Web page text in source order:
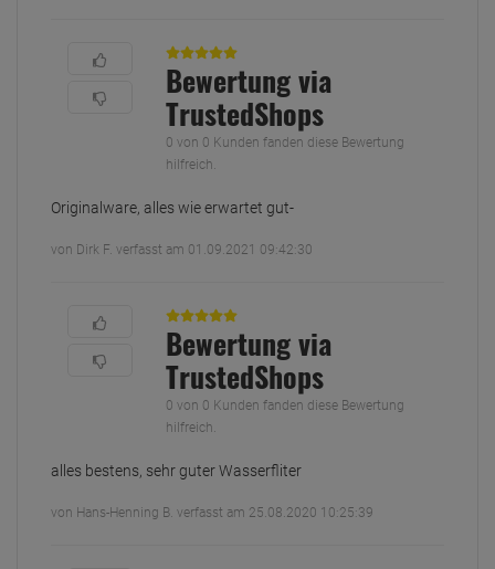
Bewertung via
TrustedShops
0 von 0 Kunden fanden diese Bewertung
hilfreich.
Originalware, alles wie erwartet gut-
von Dirk F. verfasst am 01.09.2021 09:42:30
Bewertung via
TrustedShops
0 von 0 Kunden fanden diese Bewertung
hilfreich.
alles bestens, sehr guter Wasserfliter
von Hans-Henning B. verfasst am 25.08.2020 10:25:39